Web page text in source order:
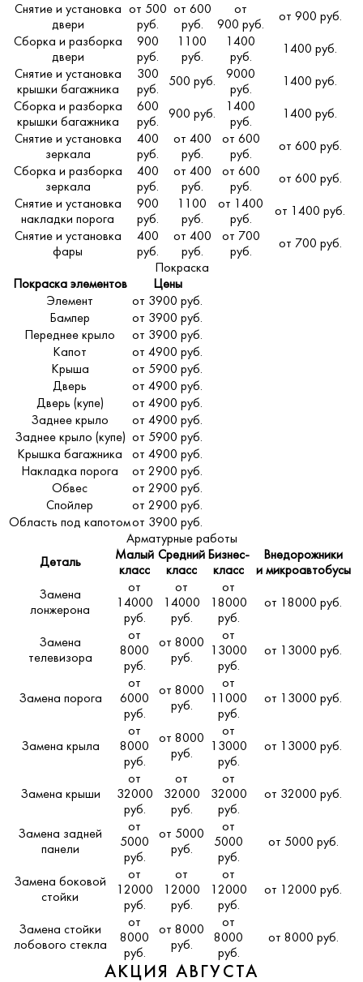
Снятие и установка
двери
от 500
руб.
от 600
руб.
от
900 руб.
от 900 руб.
Сборка и разборка
двери
900
руб.
1100
руб.
1400
руб.
1400 руб.
Снятие и установка
крышки багажника
300
руб.
500 руб.
9000
руб.
1400 руб.
Сборка и разборка
крышки багажника
600
руб.
900 руб.
1400
руб.
1400 руб.
Снятие и установка
зеркала
400
руб.
от 400
руб.
от 600
руб.
от 600 руб.
Сборка и разборка
зеркала
400
руб.
от 400
руб.
от 600
руб.
от 600 руб.
Снятие и установка
накладки порога
900
руб.
1100
руб.
от 1400
руб.
от 1400 руб.
Снятие и установка
фары
400
руб.
от 400
руб.
от 700
руб.
от 700 руб.
Покраска
Покраска элементов
Цены
Элемент
от 3900 руб.
Бампер
от 3900 руб.
Переднее крыло
от 3900 руб.
Капот
от 4900 руб.
Крыша
от 5900 руб.
Дверь
от 4900 руб.
Дверь (купе)
от 4900 руб.
Заднее крыло
от 4900 руб.
Заднее крыло (купе) от 5900 руб.
Крышка багажника
от 4900 руб.
Накладка порога
от 2900 руб.
Обвес
от 2900 руб.
Спойлер
от 2900 руб.
Область под капотомот 3900 руб.
Арматурные работы
Деталь
Малый
класс
Средний
класс
Бизнес-
класс
Внедорожники
и микроавтобусы
Замена
лонжерона
от
14000
руб.
от
14000
руб.
от
18000
руб.
от 18000 руб.
Замена
телевизора
от
8000
руб.
от 8000
руб.
от
13000
руб.
от 13000 руб.
Замена порога
от
6000
руб.
от 8000
руб.
от
11000
руб.
от 13000 руб.
Замена крыла
от
8000
руб.
от 8000
руб.
от
13000
руб.
от 13000 руб.
Замена крыши
от
32000
руб.
от
32000
руб.
от
32000
руб.
от 32000 руб.
Замена задней
панели
от
5000
руб.
от 5000
руб.
от
5000
руб.
от 5000 руб.
Замена боковой
стойки
от
12000
руб.
от
12000
руб.
от
12000
руб.
от 12000 руб.
Замена стойки
лобового стекла
от
8000
руб.
от 8000
руб.
от
8000
руб.
от 8000 руб.
АКЦИЯ АВГУСТА